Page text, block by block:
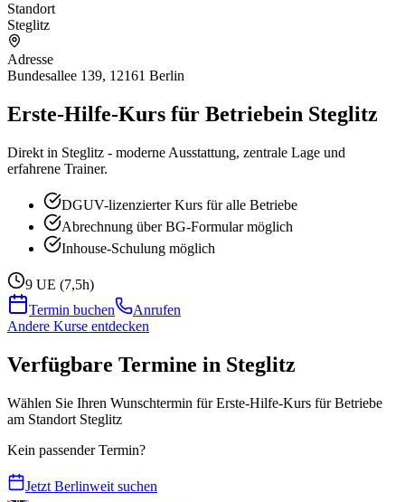
Standort
Steglitz
Adresse
Bundesallee 139, 12161 Berlin
Erste-Hilfe-Kurs für Betriebein Steglitz
Direkt in Steglitz - moderne Ausstattung, zentrale Lage und
erfahrene Trainer.
DGUV-lizenzierter Kurs für alle Betriebe
Abrechnung über BG-Formular möglich
Inhouse-Schulung möglich
9 UE (7,5h)
Termin buchen
Anrufen
Andere Kurse entdecken
Verfügbare Termine in Steglitz
Wählen Sie Ihren Wunschtermin für Erste-Hilfe-Kurs für Betriebe
am Standort Steglitz
Kein passender Termin?
Jetzt Berlinweit suchen